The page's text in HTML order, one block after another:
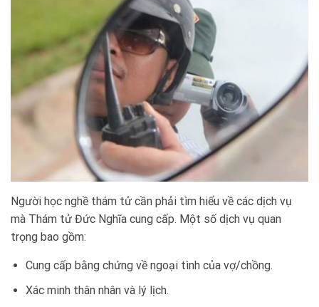
Người học nghề thám tử cần phải tìm hiểu về các dịch vụ
mà Thám tử Đức Nghĩa cung cấp. Một số dịch vụ quan
trọng bao gồm:
Cung cấp bằng chứng về ngoại tình của vợ/chồng.
Xác minh thân nhân và lý lịch.